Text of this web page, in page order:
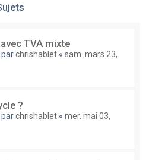
TVA mixte
chrishablet « sam. mars 23,
?
chrishablet « mer. mai 03,